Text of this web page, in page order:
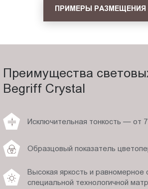
ПРИМЕРЫ РАЗМЕЩЕНИЯ
Преимущества
Begriff Crystal
Исключительная тонкость — от
Образцовый показатель
Высокая яркость и равномерное
специальной технологичной